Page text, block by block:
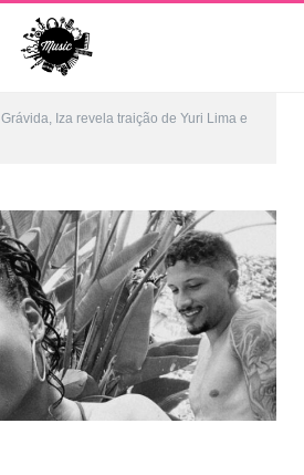
Grávida, Iza revela traição de Yuri Lima e